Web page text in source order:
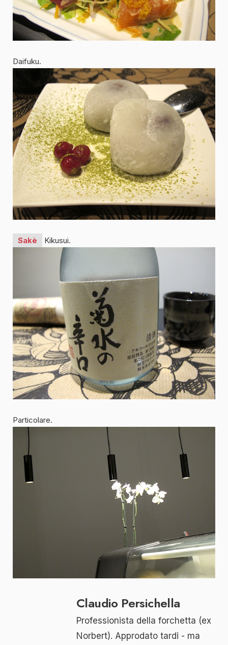
Daifuku.
Sakè Kikusui.
Particolare.
Claudio Persichella
Professionista della forchetta (ex
Norbert). Approdato tardi - ma